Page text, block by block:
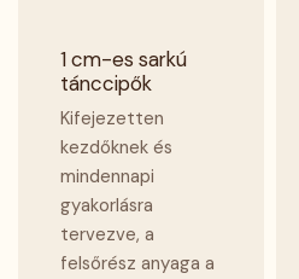
1 cm-es sarkú
tánccipők
Kifejezetten
kezdőknek és
mindennapi
gyakorlásra
tervezve, a
felsőrész anyaga a